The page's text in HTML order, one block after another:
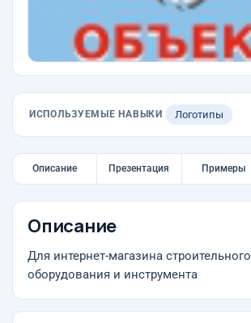
ИСПОЛЬЗУЕМЫЕ НАВЫКИ Логотипы
Описание Презентация Примеры
Описание
Для интернет-магазина строительного
оборудования и инструмента